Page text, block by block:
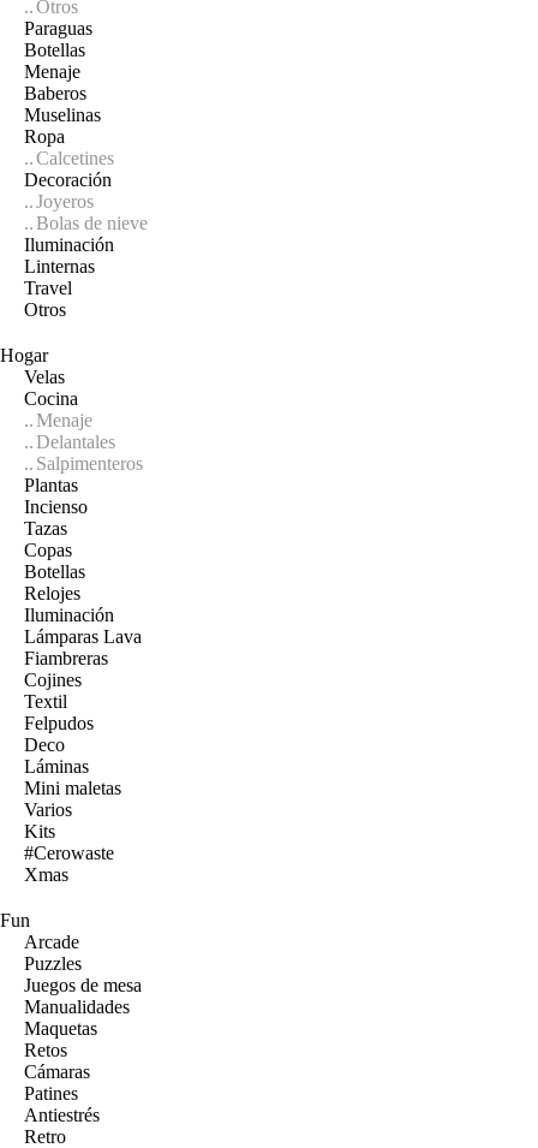
Otros
Paraguas
Botellas
Menaje
Baberos
Muselinas
Ropa
Calcetines
Decoración
Joyeros
Bolas de nieve
Iluminación
Linternas
Travel
Otros
Hogar
Velas
Cocina
Menaje
Delantales
Salpimenteros
Plantas
Incienso
Tazas
Copas
Botellas
Relojes
Iluminación
Lámparas Lava
Fiambreras
Cojines
Textil
Felpudos
Deco
Láminas
Mini maletas
Varios
Kits
#Cerowaste
Xmas
Fun
Arcade
Puzzles
Juegos de mesa
Manualidades
Maquetas
Retos
Cámaras
Patines
Antiestrés
Retro